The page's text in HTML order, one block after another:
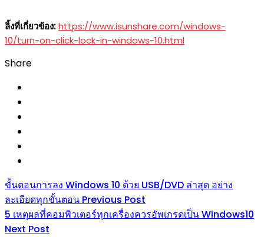
ลิ้งที่เกี่ยวข้อง:https://www.isunshare.com/windows-
10/turn-on-click-lock-in-windows-10.html
Share
ขั้นตอนการลง Windows 10 ด้วย USB/DVD ล่าสุด อย่าง
ละเอียดทุกขั้นตอน Previous Post
5 เหตุผลที่คอมพิวเตอร์ทุกเครื่องควรอัพเกรดเป็น Windows10
Next Post